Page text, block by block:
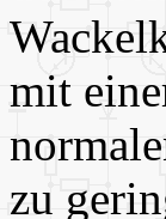
mit
zu